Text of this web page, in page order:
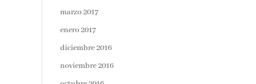
marzo 2017
enero 2017
diciembre 2016
noviembre 2016